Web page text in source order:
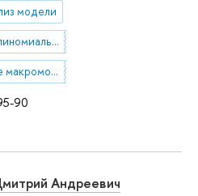
90
модели
обращение полиномиальной матрицы высокой степени
иерархическое макромоделирование
Андреевич